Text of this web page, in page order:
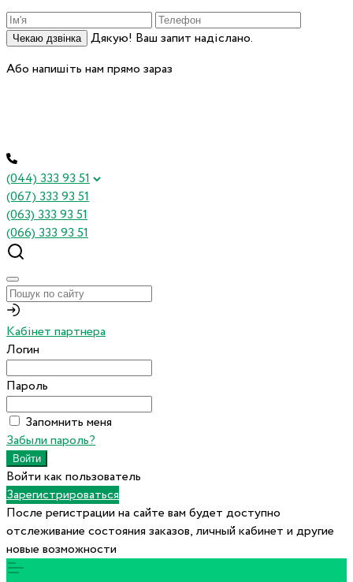
Чекаю дзвінка
Дякую! Ваш запит надіслано.
Або напишіть нам прямо зараз
(044) 333 93 51
(067) 333 93 51
(063) 333 93 51
(066) 333 93 51
Кабінет партнера
Логин
Пароль
Запомнить меня
Забыли пароль?
Войти как пользователь
Зарегистрироваться
После регистрации на сайте вам будет доступно
отслеживание состояния заказов, личный кабинет и другие
новые возможности